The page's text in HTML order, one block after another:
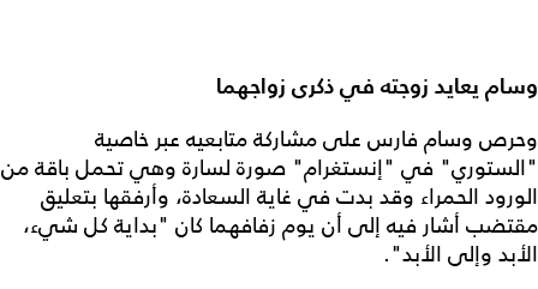
وسام يعايد زوجته في ذكرى زواجهما
وحرص وسام فارس على مشاركة متابعيه عبر خاصية
"الستوري" في "إنستغرام" صورة لسارة وهي تحمل باقة من
الورود الحمراء وقد بدت في غاية السعادة، وأرفقها بتعليق
مقتضب أشار فيه إلى أن يوم زفافهما كان "بداية كل شيء،
الأبد وإلى الأبد".